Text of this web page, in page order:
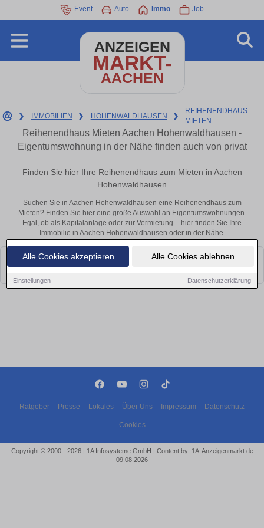
Alle Cookies akzeptieren Alle Cookies ablehnen
Einstellungen Datenschutzerklärung
Event Auto Immo Job
ANZEIGEN
MARKT-
AACHEN
❯ IMMOBILIEN ❯ HOHENWALDHAUSEN ❯
REIHENENDHAUS-
MIETEN
Reihenendhaus Mieten Aachen Hohenwaldhausen -
Eigentumswohnung in der Nähe finden auch von privat
Finden Sie hier Ihre Reihenendhaus zum Mieten in Aachen
Hohenwaldhausen
Suchen Sie in Aachen Hohenwaldhausen eine Reihenendhaus zum
Mieten? Finden Sie hier eine große Auswahl an Eigentumswohnungen.
Egal, ob als Kapitalanlage oder zur Vermietung – hier finden Sie Ihre
Immobilie in Aachen Hohenwaldhausen oder in der Nähe.
Leider konnten wir derzeit keine passenden Objekte finden. Schauen Sie
Ratgeber Presse Lokales Über Uns Impressum Datenschutz
Cookies
Copyright © 2000 - 2026 | 1A Infosysteme GmbH | Content by: 1A-Anzeigenmarkt.de
09.08.2026